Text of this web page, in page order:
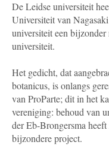
De Leidse universiteit
Universiteit van
universiteit een
universiteit.
Het gedicht, dat
botanicus, is onlangs
van ProParte; dit in het
vereniging: behoud van
der Eb-Brongersma
bijzondere project.